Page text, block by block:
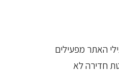
האתר מפעילים
חדירה לא